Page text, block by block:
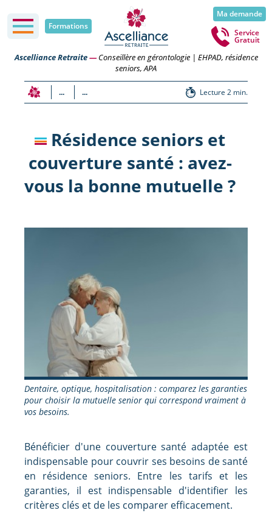
Formations
Ma demande
Service
Gratuit
Ascelliance Retraite—Conseillère en gérontologie | EHPAD, résidence
seniors, APA
... ... Lecture 2 min.
Résidence seniors et
couverture santé : avez-
vous la bonne mutuelle ?
Bénéficier d'une couverture santé adaptée est
indispensable pour couvrir ses besoins de santé
en résidence seniors. Entre les tarifs et les
garanties, il est indispensable d'identifier les
critères clés et de les comparer efficacement.
Dentaire, optique, hospitalisation : comparez les garanties
pour choisir la mutuelle senior qui correspond vraiment à
vos besoins.